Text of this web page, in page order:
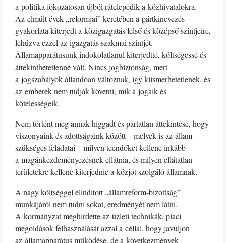
a politika fokozatosan újból rátelepedik a közhivatalokra.
Az elmúlt évek „reformjai” keretében a pártkinevezés
gyakorlata kiterjedt a közigazgatás felső és középső szintjeire,
lehúzva ezzel az igazgatás szakmai szintjét.
Államapparátusunk indokolatlanul kiterjedtté, költségessé és
áttekinthetetlenné vált. Nincs jogbiztonság, mert
a jogszabályok állandóan változnak, így kiismerhetetlenek, és
az emberek nem tudják követni, mik a jogaik és
kötelességeik.
Nem történt meg annak higgadt és pártatlan áttekintése, hogy
viszonyaink és adottságaink között – melyek is az állam
szükséges feladatai – milyen teendőket kellene inkább
a magánkezdeményezésnek ellátnia, és milyen ellátatlan
területekre kellene kiterjednie a közjót szolgáló államnak.
A nagy költséggel elindított „államreform-bizottság”
munkájáról nem tudni sokat, eredményét nem látni.
A kormányzat meghirdette az üzleti technikák, piaci
megoldások felhasználását azzal a céllal, hogy javuljon
az államapparátus működése, de a következmények